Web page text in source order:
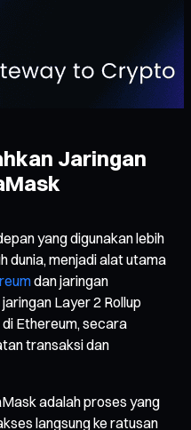
Jaringan
yang digunakan lebih
dunia, menjadi alat utama
dan jaringan
Layer 2 Rollup
Ethereum, secara
transaksi dan
adalah proses yang
langsung ke ratusan